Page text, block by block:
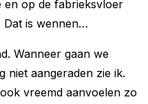
en op de fabrieksvloer
Dat is wennen…
Wanneer gaan we
niet aangeraden zie ik.
vreemd aanvoelen zo